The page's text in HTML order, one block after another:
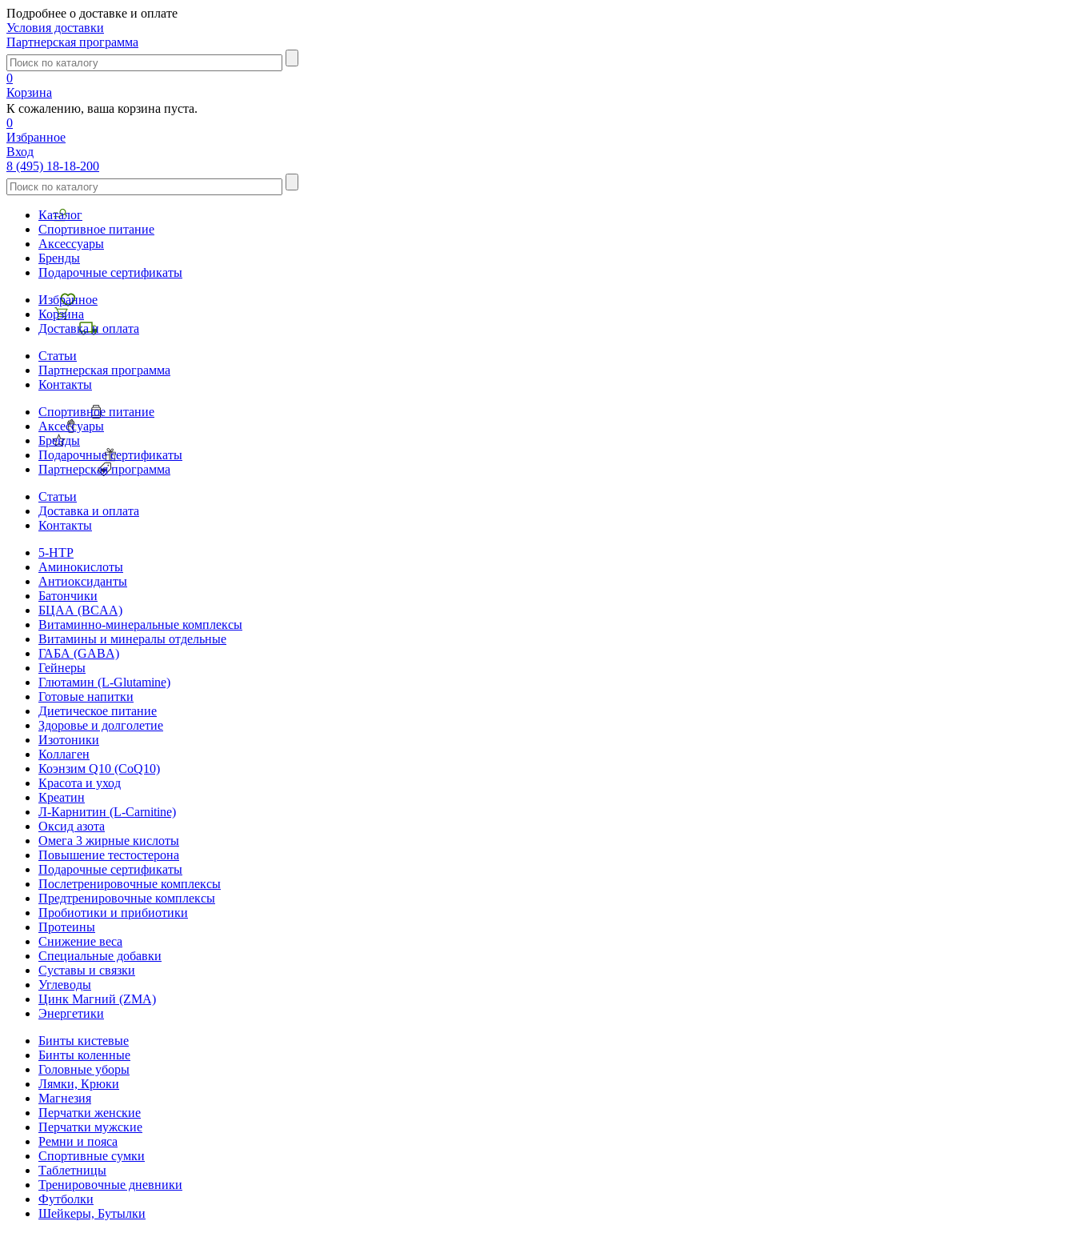
Подробнее о доставке и оплате
Условия доставки
Партнерская программа
0
Корзина
К сожалению, ваша корзина пуста.
0
Избранное
Вход
8 (495) 18-18-200
Каталог
Спортивное питание
Аксессуары
Бренды
Подарочные сертификаты
Избранное
Корзина
Доставка и оплата
Статьи
Партнерская программа
Контакты
Спортивное питание
Аксессуары
Бренды
Подарочные сертификаты
Партнерская программа
Статьи
Доставка и оплата
Контакты
5-HTP
Аминокислоты
Антиоксиданты
Батончики
БЦАА (BCAA)
Витаминно-минеральные комплексы
Витамины и минералы отдельные
ГАБА (GABA)
Гейнеры
Глютамин (L-Glutamine)
Готовые напитки
Диетическое питание
Здоровье и долголетие
Изотоники
Коллаген
Коэнзим Q10 (CoQ10)
Красота и уход
Креатин
Л-Карнитин (L-Сarnitine)
Оксид азота
Омега 3 жирные кислоты
Повышение тестостерона
Подарочные сертификаты
Послетренировочные комплексы
Предтренировочные комплексы
Пробиотики и прибиотики
Протеины
Снижение веса
Специальные добавки
Суставы и связки
Углеводы
Цинк Магний (ZMA)
Энергетики
Бинты кистевые
Бинты коленные
Головные уборы
Лямки, Крюки
Магнезия
Перчатки женские
Перчатки мужские
Ремни и пояса
Спортивные сумки
Таблетницы
Тренировочные дневники
Футболки
Шейкеры, Бутылки